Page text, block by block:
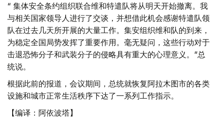
“ 集体安全条约组织联合维和特遣队将从明天开始撤离。我
与相关国家领导人进行了交谈，并想借此机会感谢特遣队领
队在过去几天所开展的大量工作。集安组织维和队的到来，
为稳定全国局势发挥了重要作用。毫无疑问，这些行动对于
击退恐怖分子和武装分子的侵略具有重大的心理意义。”总
统说。
根据此前的报道，会议期间，总统就恢复阿拉木图市的各类
设施和城市正常生活秩序下达了一系列工作指示。
【编译：阿依波塔】